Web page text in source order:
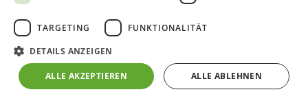
TARGETING FUNKTIONALITÄT
DETAILS ANZEIGEN
ALLE AKZEPTIEREN ALLE ABLEHNEN